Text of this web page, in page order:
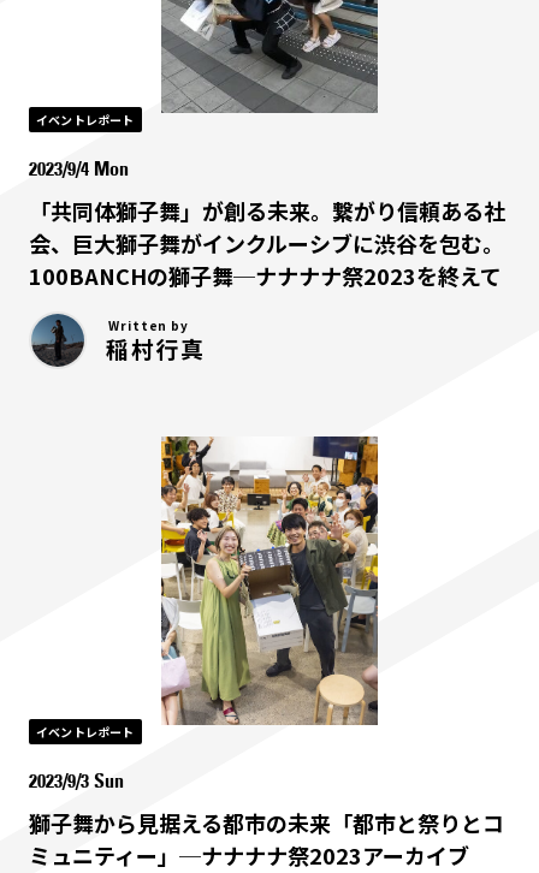
イベントレポート
2023/9/4 Mon
「共同体獅子舞」が創る未来。繋がり信頼ある社
会、巨大獅子舞がインクルーシブに渋谷を包む。
100BANCHの獅子舞─ナナナナ祭2023を終えて
Written by
稲村行真
イベントレポート
2023/9/3 Sun
獅子舞から見据える都市の未来「都市と祭りとコ
ミュニティー」─ナナナナ祭2023アーカイブ